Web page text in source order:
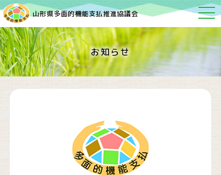
山形県多面的機能支払推進協議会
お知らせ